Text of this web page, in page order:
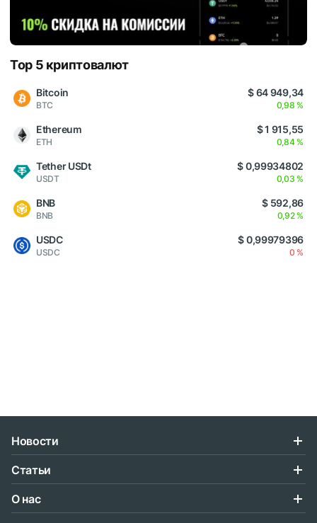
Top 5 криптовалют
Bitcoin
BTC
$ 64 949,34
0,98 %
Ethereum
ETH
$ 1 915,55
0,84 %
Tether USDt
USDT
$ 0,99934802
0,03 %
BNB
BNB
$ 592,86
0,92 %
USDC
USDC
$ 0,99979396
0 %
Новости
Статьи
О нас